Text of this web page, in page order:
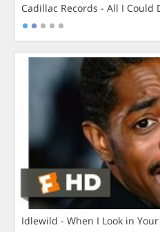
Cadillac Records - All I Could
Idlewild - When I Look in Your